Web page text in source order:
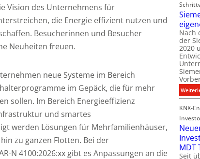
Vision des Unternehmens für
die Energie effizient nutzen und
Besucherinnen und Besucher
Neuheiten freuen.
neue Systeme im Bereich
im Gepäck, die für mehr
sollen. Im Bereich Energieeffizienz
und smartes
werden Lösungen für Mehrfamilienhäuser,
zu ganzen Flotten. Bei der
N 4100:2026:xx gibt es Anpassungen an die
l
e
c
t
s
t
e
f
r
i
g
i
t
l
d
k
Nach
der
2020
KNX-
MDT
Seit